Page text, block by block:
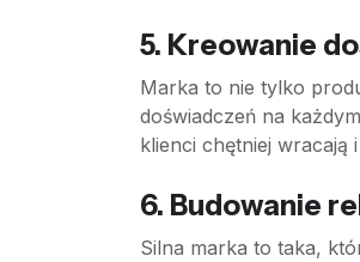
5. Kreowanie
Marka to nie tylko
doświadczeń na
klienci chętniej wracają
6. Budowanie
Silna marka to taka,